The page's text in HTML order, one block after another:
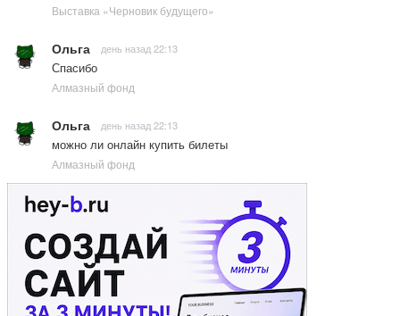
Выставка «Черновик будущего»
Ольга день назад 22:13
Спасибо
Алмазный фонд
Ольга день назад 22:13
можно ли онлайн купить билеты
Алмазный фонд